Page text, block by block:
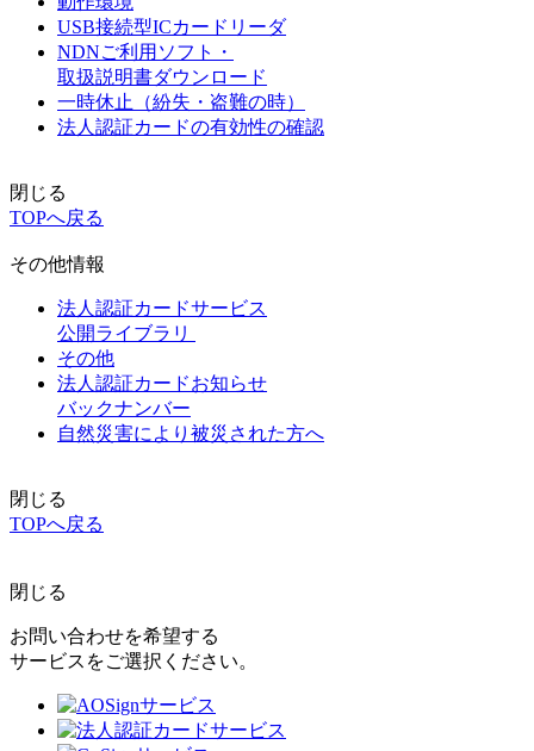
USB接続型ICカードリーダ
NDNご利用ソフト・
取扱説明書ダウンロード
一時休止（紛失・盗難の時）
法人認証カードの有効性の確認
閉じる
TOPへ戻る
その他情報
法人認証カードサービス
公開ライブラリ
その他
法人認証カードお知らせ
バックナンバー
自然災害により被災された方へ
閉じる
TOPへ戻る
閉じる
お問い合わせを希望する
サービスをご選択ください。